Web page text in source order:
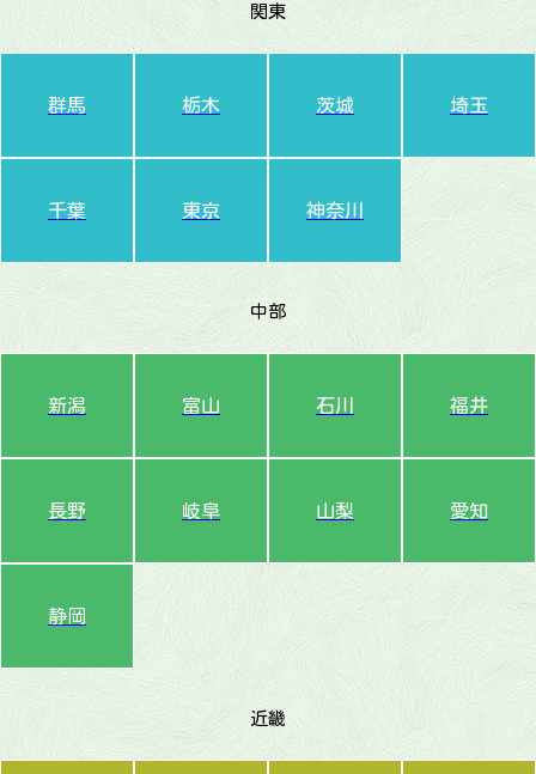
関東
群馬 栃木 茨城 埼玉
千葉 東京 神奈川
中部
新潟 富山 石川 福井
長野 岐阜 山梨 愛知
静岡
近畿